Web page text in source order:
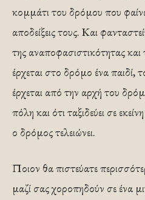
κομμάτι του δρόμου που
αποδείξεις τους. Και
της αναποφασιστικότητας και
έρχεται στο δρόμο ένα παιδί,
έρχεται από την αρχή του
πόλη και ότι ταξιδεύει σε
ο δρόμος τελειώνει.
Ποιον θα πιστεύατε
μαζί σας χοροπηδούν σε ένα